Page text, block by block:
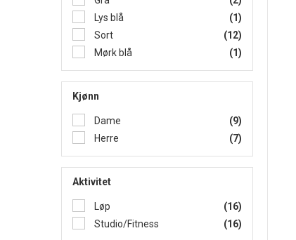
Lys blå
(1)
Sort
(12)
Mørk blå
(1)
Kjønn
Dame
(9)
Herre
(7)
Aktivitet
Løp
(16)
Studio/Fitness
(16)